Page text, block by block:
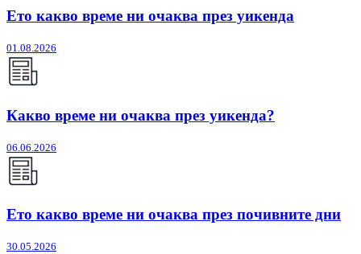
Ето какво време ни очаква през уикенда
01.08.2026
Какво време ни очаква през уикенда?
06.06.2026
Ето какво време ни очаква през почивните дни
30.05.2026